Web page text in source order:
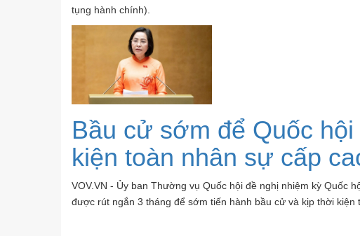
tụng hành chính).
Bầu cử sớm để Quốc
kiện toàn nhân sự cấp
VOV.VN - Ủy ban Thường vụ Quốc hội đề nghị nhiệm kỳ Quốc
được rút ngắn 3 tháng để sớm tiến hành bầu cử và kịp thời kiện